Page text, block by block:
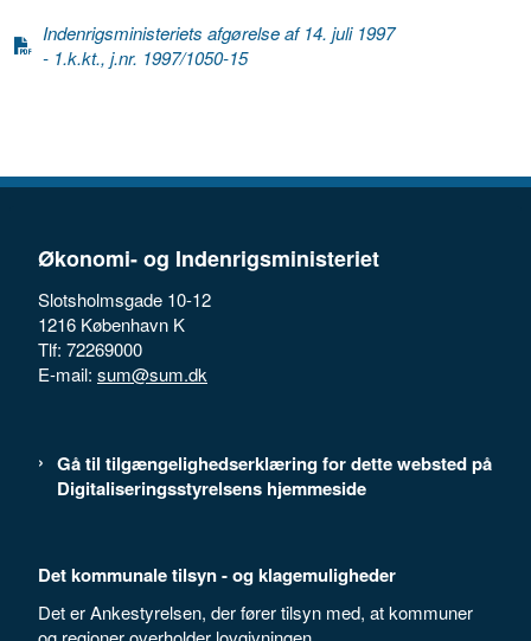
Indenrigsministeriets afgørelse af 14. juli 1997
- 1.k.kt., j.nr. 1997/1050-15
Økonomi- og Indenrigsministeriet
Slotsholmsgade 10-12
1216 København K
Tlf: 72269000
E-mail: sum@sum.dk
Gå til tilgængelighedserklæring for dette websted på
Digitaliseringsstyrelsens hjemmeside
Det kommunale tilsyn - og klagemuligheder
Det er Ankestyrelsen, der fører tilsyn med, at kommuner